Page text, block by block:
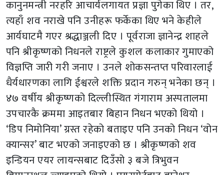
कानुनमन्त्री नरहरि आचार्यलगायत प्रज्ञा पुगेका थिए । तर,
त्यहाँ शव नराखे पनि उनीहरू फर्केका थिए भने केहीले
आर्यघाटमै गएर श्रद्धाञ्जली दिए । पूर्वराजा ज्ञानेन्द्र शाहले
पनि श्रीकृष्णको निधनले राष्ट्रले कुशल कलाकार गुमाएको
विज्ञप्ति जारी गरी जनाए । उनले शोकसन्तप्त परिवारलाई
धैर्यधारणका लागि ईश्वरले शक्ति प्रदान गरुन् भनेका छन् ।
४७ वर्षीय श्रीकृष्णको दिल्लीस्थित गंगाराम अस्पतालमा
उपचारकै क्रममा आइतबार बिहान निधन भएको थियो ।
‘डिप निमोनिया’ ग्रस्त रहेको बताइए पनि उनको निधन ‘वोन
क्यान्सर’ बाट भएको जनाइएको छ । श्रीकृष्णको शव
इन्डियन एयर लायन्सबाट दिउँसो ३ बजे त्रिभुवन